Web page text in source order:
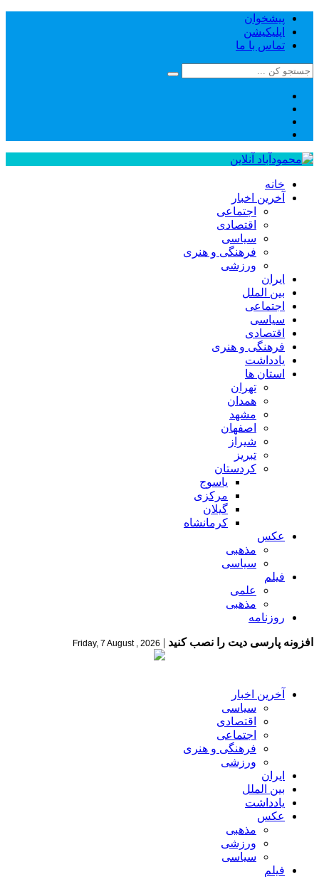
پیشخوان
اپلیکیشن
تماس با ما
خانه
آخرین اخبار
اجتماعی
اقتصادی
سیاسی
فرهنگی و هنری
ورزشی
ایران
بین الملل
اجتماعی
سیاسی
اقتصادی
فرهنگی و هنری
یادداشت
استان ها
تهران
همدان
مشهد
اصفهان
شیراز
تبریز
کردستان
یاسوج
مرکزی
گیلان
کرمانشاه
عکس
مذهبی
سیاسی
فیلم
علمی
مذهبی
روزنامه
افزونه پارسی دیت را نصب کنید |
Friday, 7 August , 2026
آخرین اخبار
سیاسی
اقتصادی
اجتماعی
فرهنگی و هنری
ورزشی
ایران
بین الملل
یادداشت
عکس
مذهبی
ورزشی
سیاسی
فیلم